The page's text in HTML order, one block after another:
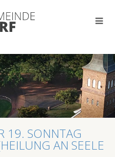
19. SONNTAG
AN SEELE